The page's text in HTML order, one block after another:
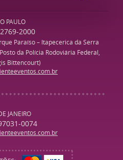
PAULO
2769-2000
Paraíso – Itapecerica da Serra
da Polícia Rodoviária Federal,
Bittencourt)
JANEIRO
0074